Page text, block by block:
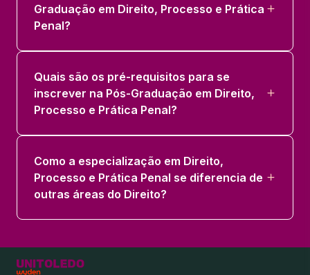
Graduação em Direito, Processo e Prática
Penal?
Quais são os pré-requisitos para se
inscrever na Pós-Graduação em Direito,
Processo e Prática Penal?
Como a especialização em Direito,
Processo e Prática Penal se diferencia de
outras áreas do Direito?